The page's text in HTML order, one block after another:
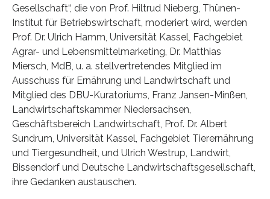
Gesellschaft“, die von Prof. Hiltrud Nieberg, Thünen-
Institut für Betriebswirtschaft, moderiert wird, werden
Prof. Dr. Ulrich Hamm, Universität Kassel, Fachgebiet
Agrar- und Lebensmittelmarketing, Dr. Matthias
Miersch, MdB, u. a. stellvertretendes Mitglied im
Ausschuss für Ernährung und Landwirtschaft und
Mitglied des DBU-Kuratoriums, Franz Jansen-Minßen,
Landwirtschaftskammer Niedersachsen,
Geschäftsbereich Landwirtschaft, Prof. Dr. Albert
Sundrum, Universität Kassel, Fachgebiet Tierernährung
und Tiergesundheit, und Ulrich Westrup, Landwirt,
Bissendorf und Deutsche Landwirtschaftsgesellschaft,
ihre Gedanken austauschen.